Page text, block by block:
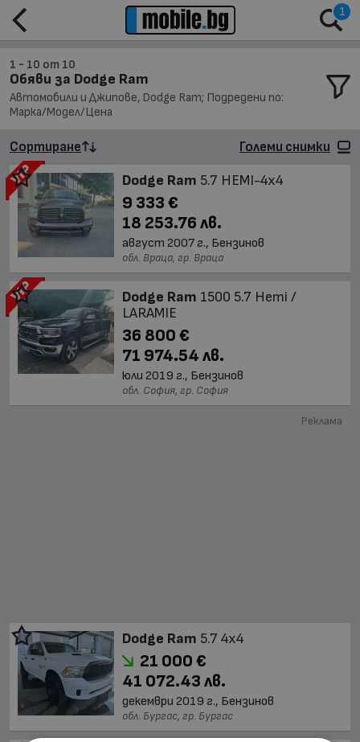
1
1 - 10 от 10
Обяви за Dodge Ram
Автомобили и Джипове, Dodge Ram; Подредени по:
Марка/Модел/Цена
Сортиране Големи снимки
Dodge Ram 5.7 HEMI-4x4
9 333 €
18 253.76 лв.
август 2007 г., Бензинов
обл. Враца, гр. Враца
Dodge Ram 1500 5.7 Hemi /
LARAMIE
36 800 €
71 974.54 лв.
юли 2019 г., Бензинов
обл. София, гр. София
Реклама
Dodge Ram 5.7 4x4
21 000 €
41 072.43 лв.
декември 2019 г., Бензинов
обл. Бургас, гр. Бургас